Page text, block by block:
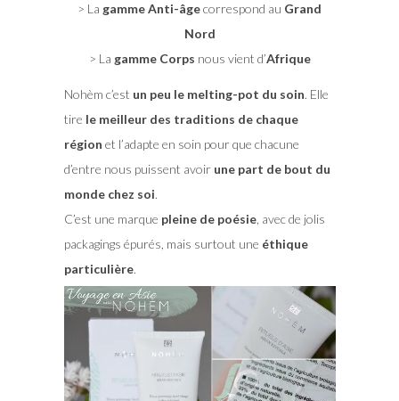
> La gamme Anti-âgecorrespond au Grand
Nord
> La gamme Corps nous vient d’Afrique
Nohèm c’est un peu le melting-pot du soin. Elle
tire le meilleur des traditions de chaque
région et l’adapte en soin pour que chacune
d’entre nous puissent avoir une part de bout du
monde chez soi.
C’est une marque pleine de poésie, avec de jolis
packagings épurés, mais surtout une éthique
particulière.